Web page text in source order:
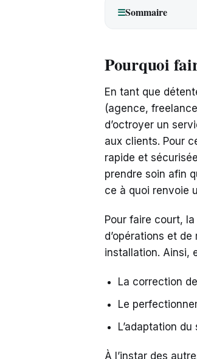
☰Sommaire
Pourquoi
En tant que
(agence,
d’octroyer un
aux clients. Pour
rapide et
prendre soin afin
ce à quoi renvoie
Pour faire court,
d’opérations et
installation. Ainsi,
La correction
Le
L’adaptation
À l’instar des